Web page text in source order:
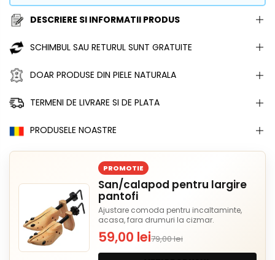
DESCRIERE SI INFORMATII PRODUS
SCHIMBUL SAU RETURUL SUNT GRATUITE
DOAR PRODUSE DIN PIELE NATURALA
TERMENI DE LIVRARE SI DE PLATA
PRODUSELE NOASTRE
PROMOTIE
San/calapod pentru largire
pantofi
Ajustare comoda pentru incaltaminte,
acasa, fara drumuri la cizmar.
59,00 lei79,00 lei